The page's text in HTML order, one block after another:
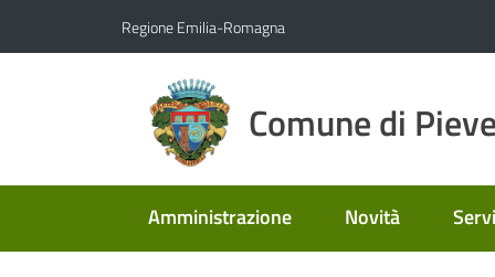
Regione Emilia-Romagna
Comune di
Amministrazione Novità